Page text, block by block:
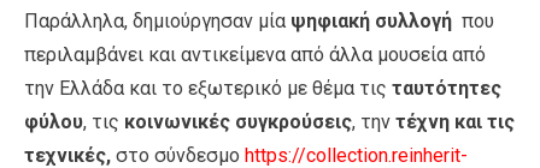
Παράλληλα, δημιούργησαν μία ψηφιακή συλλογή που
περιλαμβάνει και αντικείμενα από άλλα μουσεία από
την Ελλάδα και το εξωτερικό με θέμα τις ταυτότητες
φύλου, τις κοινωνικές συγκρούσεις, την τέχνη και τις
τεχνικές, στο σύνδεσμο https://collection.reinherit-